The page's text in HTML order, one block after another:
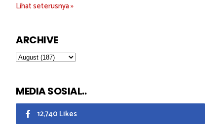
Lihat seterusnya »
ARCHIVE
MEDIA SOSIAL..
12,740 Likes